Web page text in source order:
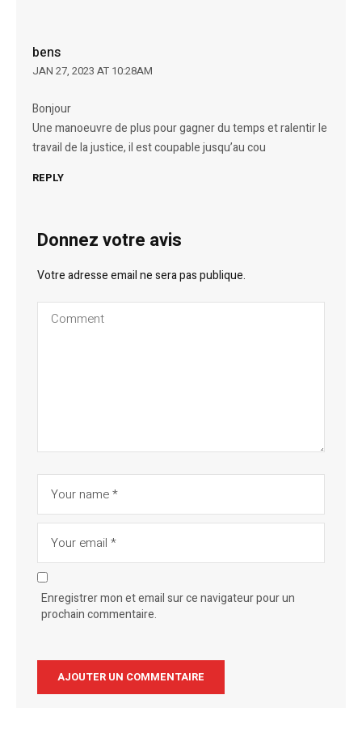
bens
JAN 27, 2023 AT 10:28AM
Bonjour
Une manoeuvre de plus pour gagner du temps et ralentir le
travail de la justice, il est coupable jusqu’au cou
REPLY
Donnez votre avis
Votre adresse email ne sera pas publique.
Enregistrer mon et email sur ce navigateur pour un
prochain commentaire.